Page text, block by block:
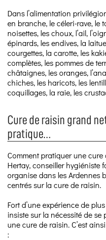
Dans l’alimentation
en branche, le céleri-rave, le
noisettes, les choux, l’ail,
épinards, les endives, la
courgettes, la carotte, les
complètes, les pommes de
châtaignes, les oranges,
chiches, les haricots, les
coquillages, la raie, les
Cure de raisin grand
pratique…
Comment pratiquer une
Hertay, conseiller hygiéniste
organise dans les Ardennes
centrés sur la cure de raisin.
Fort d’une expérience de
insiste sur la nécessité de se
une cure de raisin. C’est
: